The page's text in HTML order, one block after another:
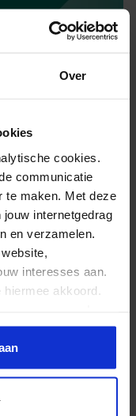
Over
cookies.
communicatie
te maken. Met deze
internetgedrag
en verzamelen.
interesses aan.
akkoord.
Lymphanwendungen,
verwendet. Es
sind gleich
auch optisch